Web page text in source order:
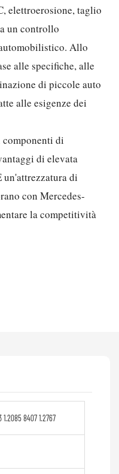
elettroerosione, taglio
un controllo
Allo
alle specifiche, alle
di piccole auto
alle esigenze dei
componenti di
di elevata
di
con Mercedes-
la competitività
1.2085 8407 1.2767